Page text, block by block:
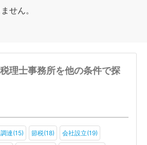
せん。
理士事務所を他の条件で探
達(15) 節税(18) 会社設立(19)